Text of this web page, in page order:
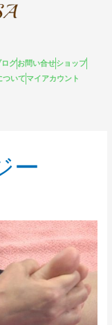
ログお問い合せショップ
ついてマイアカウント
ー